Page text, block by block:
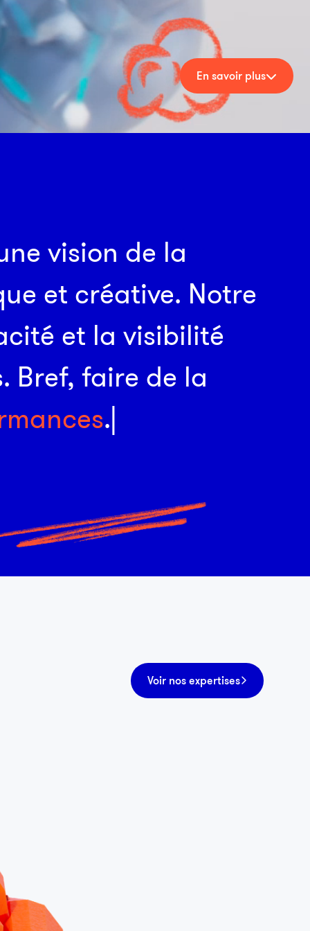
En savoir plus
ne vision de la
ue et créative. Notre
cité et la visibilité
. Bref, faire de la
mances.
Voir nos expertises
Tous nos secteurs
Public / privé : mêmes combats?